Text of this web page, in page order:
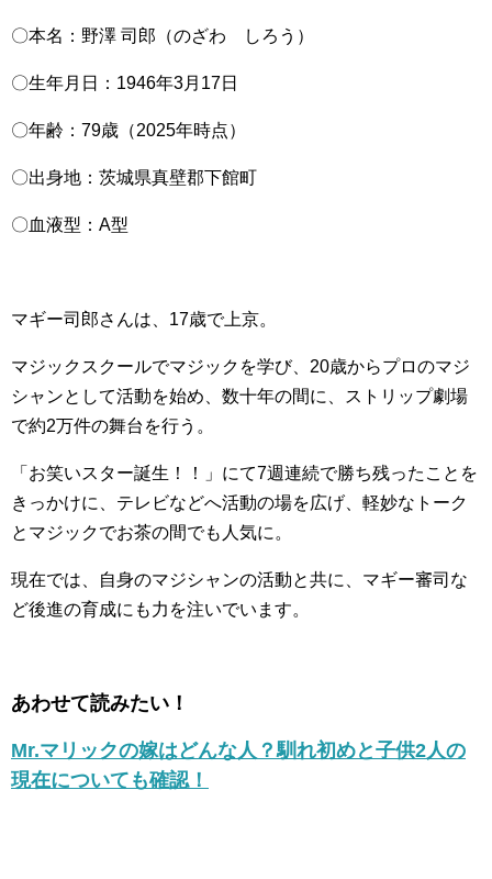
〇本名：野澤 司郎（のざわ しろう）
〇生年月日：1946年3月17日
〇年齢：79歳（2025年時点）
〇出身地：茨城県真壁郡下館町
〇血液型：A型
マギー司郎さんは、17歳で上京。
マジックスクールでマジックを学び、20歳からプロのマジ
シャンとして活動を始め、数十年の間に、ストリップ劇場
で約2万件の舞台を行う。
「お笑いスター誕生！！」にて7週連続で勝ち残ったことを
きっかけに、テレビなどへ活動の場を広げ、軽妙なトーク
とマジックでお茶の間でも人気に。
現在では、自身のマジシャンの活動と共に、マギー審司な
ど後進の育成にも力を注いでいます。
あわせて読みたい！
Mr.マリックの嫁はどんな人？馴れ初めと子供2人の
現在についても確認！